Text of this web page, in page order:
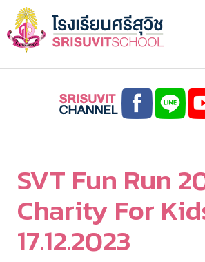
main
content
SVT Fun Run
Charity For
17.12.2023